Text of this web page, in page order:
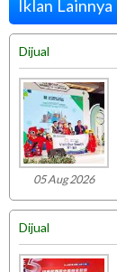
Iklan Lainnya
Dijual
05 Aug 2026
Dijual